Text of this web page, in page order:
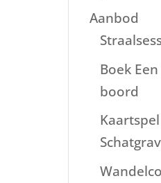
Aanbod
Boek
boord
Kaartspel